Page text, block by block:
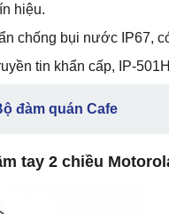
hiệu.
chống bụi nước IP67,
tin khẩn cấp, IP-
đàm quán Cafe
tay 2 chiều